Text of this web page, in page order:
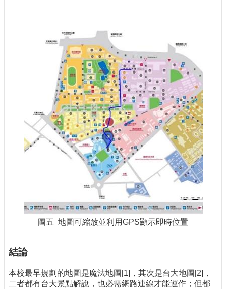
圖五 地圖可縮放並利用GPS顯示即時位置
結論
本校最早規劃的地圖是魔法地圖[1]，其次是台大地圖[2]，
二者都有台大景點解說，也必需網路連線才能運作；但都